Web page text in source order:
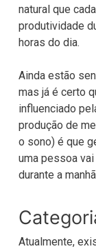
natural que
produtividade
horas do dia.
Ainda estão
mas já é certo
influenciado
produção de
o sono) é que
uma pessoa
durante a
Atualmente,